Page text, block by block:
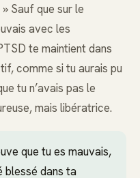
Sauf que sur le
avec les
te maintient dans
comme si tu aurais pu
tu n’avais pas le
mais libératrice.
que tu es mauvais,
blessé dans ta